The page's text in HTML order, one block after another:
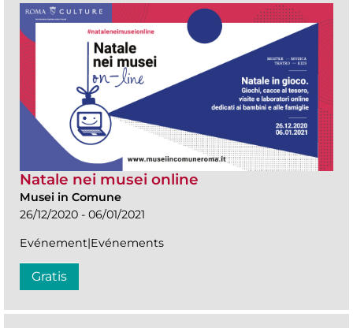
Natale nei musei online
Musei in Comune
26/12/2020 - 06/01/2021
Evénement|Evénements
Gratis